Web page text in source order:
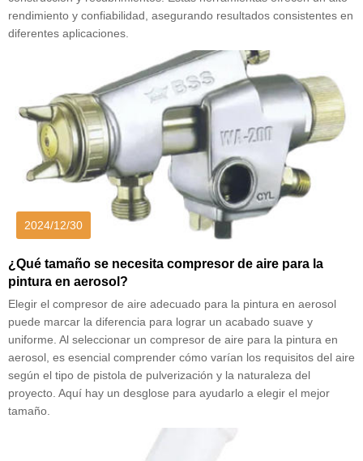
rendimiento y confiabilidad, asegurando resultados consistentes en
diferentes aplicaciones.
2024/12/30
¿Qué tamaño se necesita compresor de aire para la
pintura en aerosol?
Elegir el compresor de aire adecuado para la pintura en aerosol
puede marcar la diferencia para lograr un acabado suave y
uniforme. Al seleccionar un compresor de aire para la pintura en
aerosol, es esencial comprender cómo varían los requisitos del aire
según el tipo de pistola de pulverización y la naturaleza del
proyecto. Aquí hay un desglose para ayudarlo a elegir el mejor
tamaño.